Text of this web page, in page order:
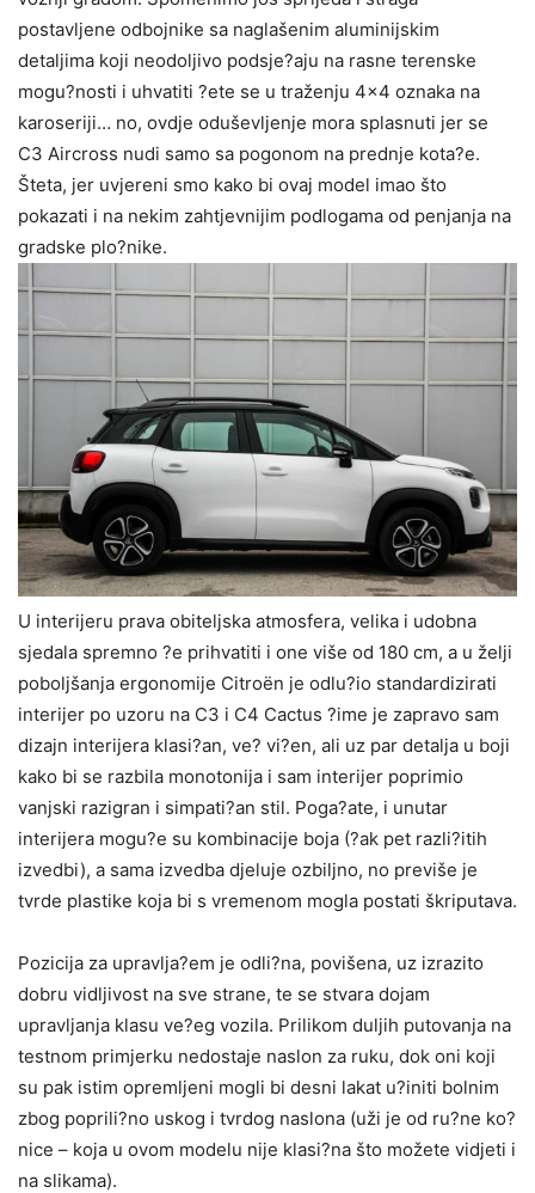
postavljene odbojnike sa naglašenim aluminijskim
detaljima koji neodoljivo podsje?aju na rasne terenske
mogu?nosti i uhvatiti ?ete se u traženju 4×4 oznaka na
karoseriji… no, ovdje oduševljenje mora splasnuti jer se
C3 Aircross nudi samo sa pogonom na prednje kota?e.
Šteta, jer uvjereni smo kako bi ovaj model imao što
pokazati i na nekim zahtjevnijim podlogama od penjanja na
gradske plo?nike.
U interijeru prava obiteljska atmosfera, velika i udobna
sjedala spremno ?e prihvatiti i one više od 180 cm, a u želji
poboljšanja ergonomije Citroën je odlu?io standardizirati
interijer po uzoru na C3 i C4 Cactus ?ime je zapravo sam
dizajn interijera klasi?an, ve? vi?en, ali uz par detalja u boji
kako bi se razbila monotonija i sam interijer poprimio
vanjski razigran i simpati?an stil. Poga?ate, i unutar
interijera mogu?e su kombinacije boja (?ak pet razli?itih
izvedbi), a sama izvedba djeluje ozbiljno, no previše je
tvrde plastike koja bi s vremenom mogla postati škriputava.
Pozicija za upravlja?em je odli?na, povišena, uz izrazito
dobru vidljivost na sve strane, te se stvara dojam
upravljanja klasu ve?eg vozila. Prilikom duljih putovanja na
testnom primjerku nedostaje naslon za ruku, dok oni koji
su pak istim opremljeni mogli bi desni lakat u?initi bolnim
zbog poprili?no uskog i tvrdog naslona (uži je od ru?ne ko?
nice – koja u ovom modelu nije klasi?na što možete vidjeti i
na slikama).